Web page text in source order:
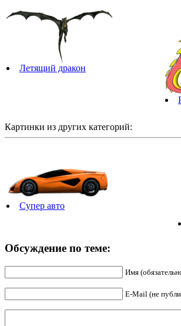
Летящий дракон
Картинки из других категорий:
Супер авто
Обсуждение по теме:
Имя
E-Mail (не